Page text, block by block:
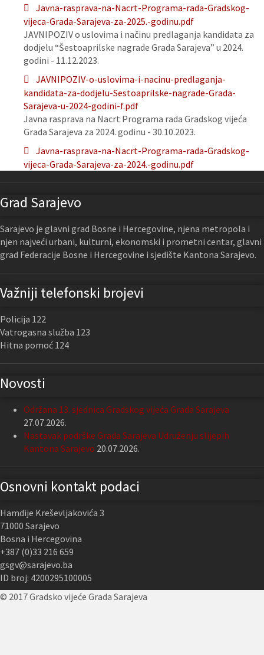
Javna-rasprava-na-Nacrt-Programa-rada-Gradskog-
vijeca-Grada-Sarajeva-za-2025.-godinu.pdf
JAVNIPOZIV o uslovima i načinu predlaganja kandidata za
dodjelu “Šestoaprilske nagrade Grada Sarajeva” u 2024.
godini - 11.12.2023.
JAVNIPOZIV-o-uslovima-i-nacinu-predlaganja-
kandidata-za-dodjelu-Sestoaprilske-nagrade-Grada-
Sarajeva-u-2024-godini-f.pdf
Javna rasprava na Nacrt Programa rada Gradskog vijeća
Grada Sarajeva za 2024. godinu - 30.10.2023.
Javna-rasprava-na-Nacrt-Programa-rada-Gradskog-
vijeca-Grada-Sarajeva-za-2024.-godinu.pdf
Grad Sarajevo
Sarajevo je glavni grad Bosne i Hercegovine, njena metropola i
njen najveći urbani, kulturni, ekonomski i prometni centar, glavni
grad Federacije Bosne i Hercegovine i sjedište Kantona Sarajevo.
Važniji telefonski brojevi
Policija 122
Vatrogasna služba 123
Hitna pomoć 124
Novosti
Održana 13. sjednica Gradskog vijeća Grada Sarajeva
27.07.2026.
Nastavak podrške Grada Sarajeva Udruženju slijepih
Kantona Sarajevo 20.07.2026.
Osnovni kontakt podaci
Hamdije Kreševljakovića 3
71000 Sarajevo
Bosna i Hercegovina
+387 (0)33 216 659
gsgv@sarajevo.ba
ID broj: 4200295100005
© 2017 Gradsko vijeće Grada Sarajeva